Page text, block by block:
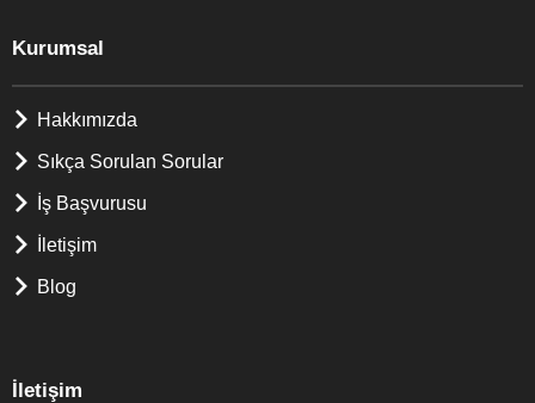
Kurumsal
Hakkımızda
Sıkça Sorulan Sorular
İş Başvurusu
İletişim
Blog
İletişim